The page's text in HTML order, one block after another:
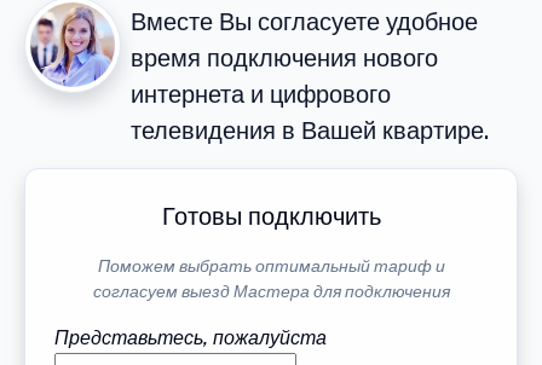
Вместе Вы согласуете удобное
время подключения нового
интернета и цифрового
телевидения в Вашей квартире.
Готовы подключить
Поможем выбрать оптимальный тариф и
согласуем выезд Мастера для подключения
Представьтесь, пожалуйста